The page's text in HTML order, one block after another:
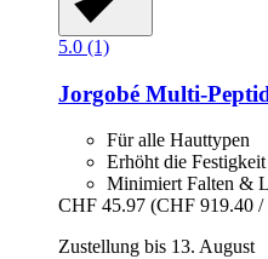
5.0 (1)
Jorgobé Multi-​
Für alle Hauttypen
Erhöht die
Minimiert Falten &
CHF 45.97 (CHF 919.40 /
Zustellung bis 13. August